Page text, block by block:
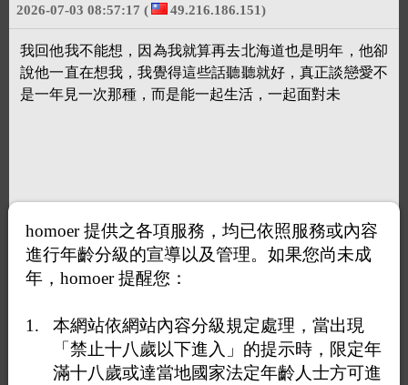
2026-07-03 08:57:17 ( 49.216.186.151)
我回他我不能想，因為我就算再去北海道也是明年，他卻
說他一直在想我，我覺得這些話聽聽就好，真正談戀愛不
是一年見一次那種，而是能一起生活，一起面對未
homoer 提供之各項服務，均已依照服務或內容
進行年齡分級的宣導以及管理。如果您尚未成
年，homoer 提醒您：
本網站依網站內容分級規定處理，當出現
「禁止十八歲以下進入」的提示時，限定年
滿十八歲或達當地國家法定年齡人士方可進